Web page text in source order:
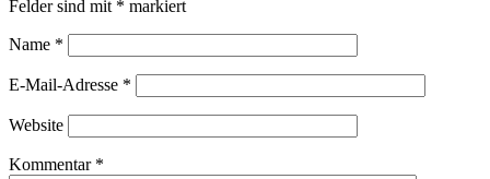
Felder sind mit * markiert
Name *
E-Mail-Adresse *
Website
Kommentar *